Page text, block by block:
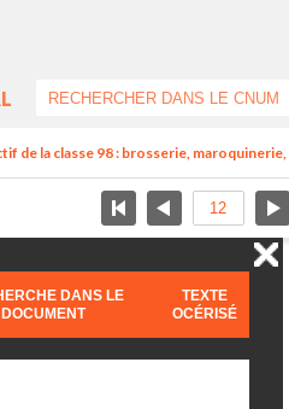
de la classe 98 : brosserie,
DANS LE
DOCUMENT
TEXTE
OCÉRISÉ